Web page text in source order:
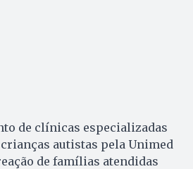
de clínicas especializadas
autistas pela Unimed
de famílias atendidas